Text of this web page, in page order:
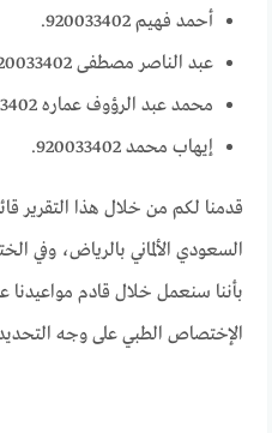
أحمد فهيم 920033402.
عبد الناصر مصطفى 920033402.
محمد عبد الرؤوف عماره 920033402.
إيهاب محمد 920033402.
قدمنا لكم من خلال هذا التقرير
السعودي الألماني بالرياض، وفي
بأننا سنعمل خلال قادم
الإختصاص الطبي على وجه